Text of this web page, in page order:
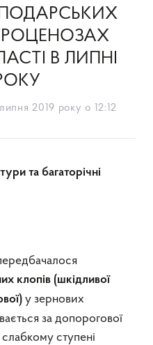
В ЛИПНІ
2019 року о 12:12
та багаторічні
клопів (шкідливої
у зернових
за допорогової
ступені